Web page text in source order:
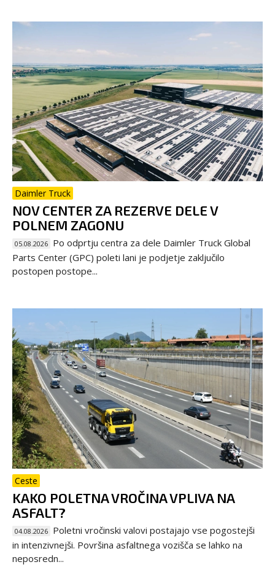
Daimler Truck
NOV CENTER ZA REZERVE DELE V
POLNEM ZAGONU
05.08.2026 Po odprtju centra za dele Daimler Truck Global
Parts Center (GPC) poleti lani je podjetje zaključilo
postopen postope...
Ceste
KAKO POLETNA VROČINA VPLIVA NA
ASFALT?
04.08.2026 Poletni vročinski valovi postajajo vse pogostejši
in intenzivnejši. Površina asfaltnega vozišča se lahko na
neposredn...